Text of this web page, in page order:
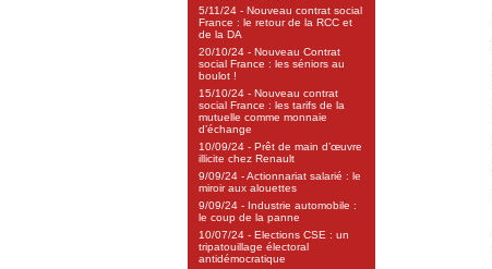
5/11/24 - Nouveau contrat social
France : le retour de la RCC et
de la DA
20/10/24 - Nouveau Contrat
social France : les séniors au
boulot !
15/10/24 - Nouveau contrat
social France : les tarifs de la
mutuelle comme monnaie
d’échange
10/09/24 - Prêt de main d’œuvre
illicite chez Renault
9/09/24 - Actionnariat salarié : le
miroir aux alouettes
9/09/24 - Industrie automobile :
le coup de la panne
10/07/24 - Elections CSE : un
tripatouillage électoral
antidémocratique